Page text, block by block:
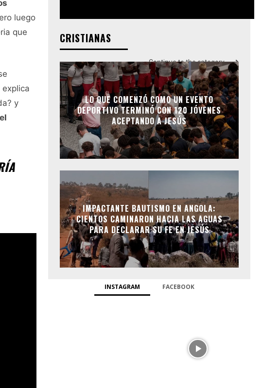
luego
que
y
CRISTIANAS
Continue to the category
LO QUE COMENZÓ COMO UN EVENTO
DEPORTIVO TERMINÓ CON 120 JÓVENES
ACEPTANDO A JESÚS
IMPACTANTE BAUTISMO EN ANGOLA:
CIENTOS CAMINARON HACIA LAS AGUAS
PARA DECLARAR SU FE EN JESÚS
INSTAGRAM FACEBOOK